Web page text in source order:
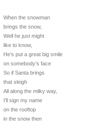
When the snowman
brings the snow,
Well he just might
like to know,
He’s put a great big smile
on somebody’s face
So if Santa brings
that sleigh
All along the milky way,
I’ll sign my name
on the rooftop
in the snow then